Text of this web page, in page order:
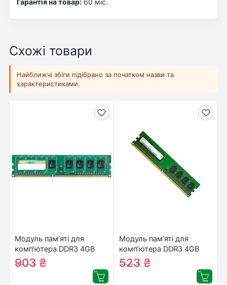
Схожі товари
Найближчі збіги підібрано за початком назви та
характеристиками.
Модуль пам’яті для
комп’ютера DDR3 4GB
1600 MHz Silicon Power
(SP004GBLTU160N02)
993₴
903₴
Модуль пам’яті для
комп’ютера DDR3 4GB
1600 MHz Hynix
(HMT451U6BFR8C-PB)
569₴
523 ₴